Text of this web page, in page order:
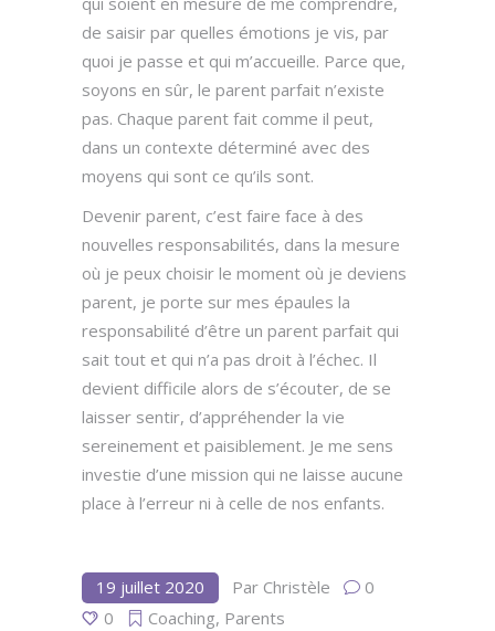
de saisir par quelles émotions je vis, par
quoi je passe et qui m’accueille. Parce que,
soyons en sûr, le parent parfait n’existe
pas. Chaque parent fait comme il peut,
dans un contexte déterminé avec des
moyens qui sont ce qu’ils sont.
Devenir parent, c’est faire face à des
nouvelles responsabilités, dans la mesure
où je peux choisir le moment où je deviens
parent, je porte sur mes épaules la
responsabilité d’être un parent parfait qui
sait tout et qui n’a pas droit à l’échec. Il
devient difficile alors de s’écouter, de se
laisser sentir, d’appréhender la vie
sereinement et paisiblement. Je me sens
investie d’une mission qui ne laisse aucune
place à l’erreur ni à celle de nos enfants.
19 juillet 2020 Par Christèle
0
0
Coaching, Parents